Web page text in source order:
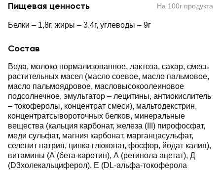
Пищевая ценность На 100г продукта
Белки – 1,8г, жиры – 3,4г, углеводы – 9г
Состав
Вода, молоко нормализованное, лактоза, сахар, смесь
растительных масел (масло соевое, масло пальмовое,
масло пальмоядровое, масловысокоолеиновое
подсолнечное, эмульгатор – лецитины, антиокислитель
– токоферолы, концентрат смеси), мальтодекстрин,
концентратсывороточных белков, минеральные
вещества (кальция карбонат, железа (III) пирофосфат,
меди сульфат, магния карбонат, марганцасульфат,
селенит натрия, цинка глюконат, фосфор, йодат калия),
витамины (А (бета-каротин), А (ретинола ацетат), Д
(D3холекальциферол), Е (DL-альфа-токоферола